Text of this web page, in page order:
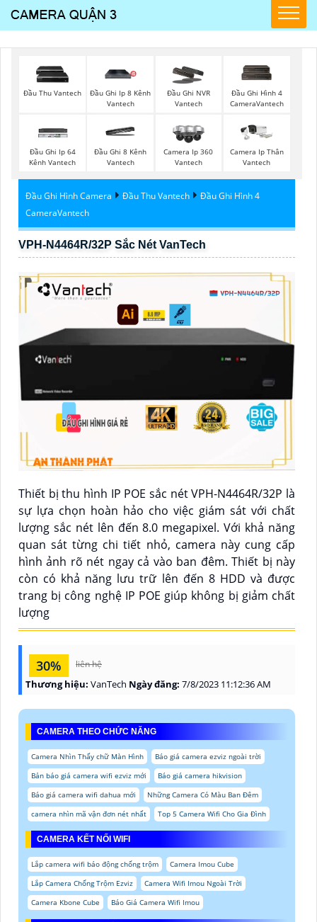
Đầu Thu Vantech
Đầu Ghi Ip 8 Kênh
Vantech
Đầu Ghi NVR
Vantech
Đầu Ghi Hình 4
CameraVantech
Đầu Ghi Ip 64
Kênh Vantech
Đầu Ghi 8 Kênh
Vantech
Camera Ip 360
Vantech
Camera Ip Thân
Vantech
Đầu Ghi Hình Camera Đầu Thu Vantech
Đầu Ghi Hình 4
CameraVantech
VPH-N4464R/32P Sắc Nét VanTech
Thiết bị thu hình IP POE sắc nét VPH-N4464R/32P là
sự lựa chọn hoàn hảo cho việc giám sát với chất
lượng sắc nét lên đến 8.0 megapixel. Với khả năng
quan sát từng chi tiết nhỏ, camera này cung cấp
hình ảnh rõ nét ngay cả vào ban đêm. Thiết bị này
còn có khả năng lưu trữ lên đến 8 HDD và được
trang bị công nghệ IP POE giúp không bị giảm chất
lượng
30% liên hệ
Thương hiệu: VanTech Ngày đăng: 7/8/2023 11:12:36 AM
CAMERA THEO CHỨC NĂNG
Camera Nhìn Thấy chữ Màn Hình
Báo giá camera ezviz ngoài trời
Bản báo giá camera wifi ezviz mới
Báo giá camera hikvision
Báo giá camera wifi dahua mới
Những Camera Có Màu Ban Đêm
camera nhìn mã vận đơn nét nhất
Top 5 Camera Wifi Cho Gia Đình
CAMERA KẾT NỐI WIFI
Lắp camera wifi báo động chống trộm
Camera Imou Cube
Lắp Camera Chống Trộm Ezviz
Camera Wifi Imou Ngoài Trời
Camera Kbone Cube
Báo Giá Camera Wifi Imou